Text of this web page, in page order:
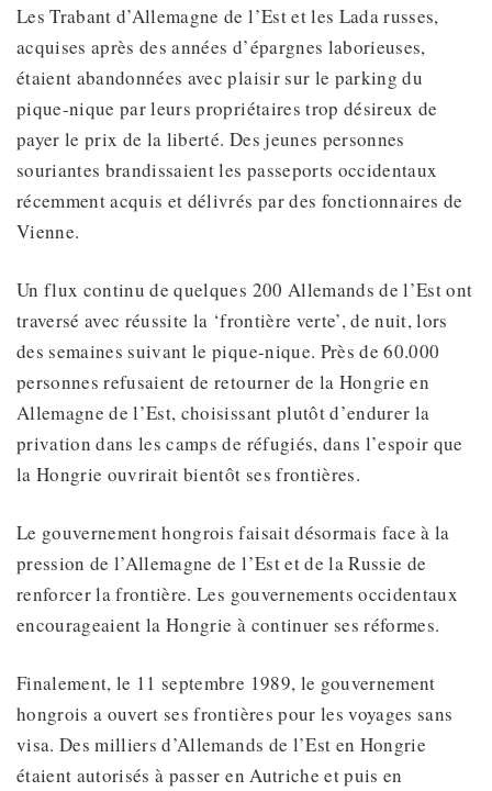
Les Trabant d’Allemagne de l’Est et les Lada russes,
acquises après des années d’épargnes laborieuses,
étaient abandonnées avec plaisir sur le parking du
pique-nique par leurs propriétaires trop désireux de
payer le prix de la liberté. Des jeunes personnes
souriantes brandissaient les passeports occidentaux
récemment acquis et délivrés par des fonctionnaires de
Vienne.
Un flux continu de quelques 200 Allemands de l’Est ont
traversé avec réussite la ‘frontière verte’, de nuit, lors
des semaines suivant le pique-nique. Près de 60.000
personnes refusaient de retourner de la Hongrie en
Allemagne de l’Est, choisissant plutôt d’endurer la
privation dans les camps de réfugiés, dans l’espoir que
la Hongrie ouvrirait bientôt ses frontières.
Le gouvernement hongrois faisait désormais face à la
pression de l’Allemagne de l’Est et de la Russie de
renforcer la frontière. Les gouvernements occidentaux
encourageaient la Hongrie à continuer ses réformes.
Finalement, le 11 septembre 1989, le gouvernement
hongrois a ouvert ses frontières pour les voyages sans
visa. Des milliers d’Allemands de l’Est en Hongrie
étaient autorisés à passer en Autriche et puis en